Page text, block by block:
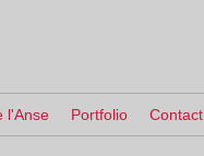
l'Anse Portfolio Contact